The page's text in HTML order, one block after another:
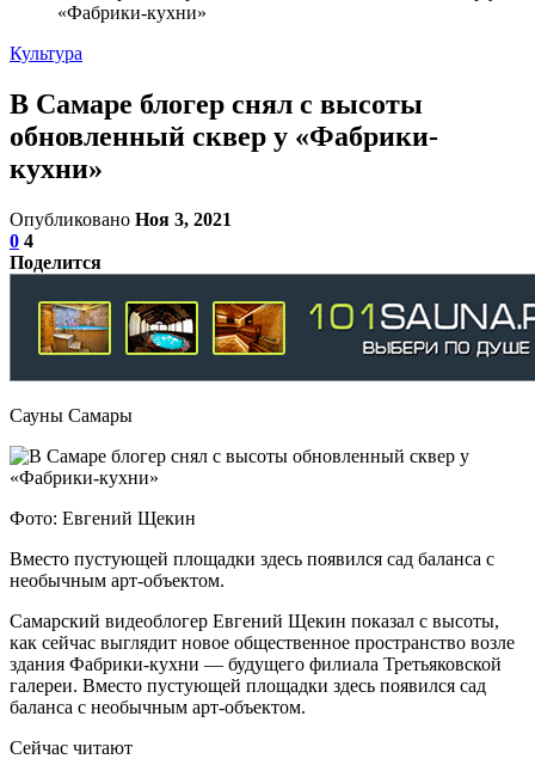
«Фабрики-кухни»
Культура
В Самаре блогер снял с высоты
обновленный сквер у «Фабрики-
кухни»
Опубликовано Ноя 3, 2021
0 4
Поделится
Сауны Самары
Фото: Евгений Щекин
Вместо пустующей площадки здесь появился сад баланса с
необычным арт-объектом.
Самарский видеоблогер Евгений Щекин показал с высоты,
как сейчас выглядит новое общественное пространство возле
здания Фабрики-кухни — будущего филиала Третьяковской
галереи. Вместо пустующей площадки здесь появился сад
баланса с необычным арт-объектом.
Сейчас читают